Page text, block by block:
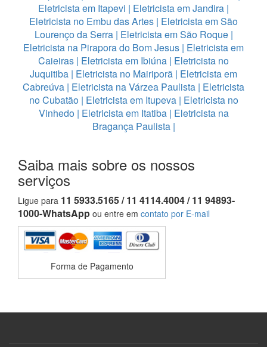
Eletricista em Itapevi | Eletricista em Jandira |
Eletricista no Embu das Artes | Eletricista em São
Lourenço da Serra| Eletricista em São Roque|
Eletricista na Pirapora do Bom Jesus | Eletricista em
Caieiras | Eletricista em Ibiúna | Eletricista no
Juquitiba | Eletricista no Mairiporã | Eletricista em
Cabreúva | Eletricista na Várzea Paulista | Eletricista
no Cubatão| Eletricista em Itupeva| Eletricista no
Vinhedo| Eletricista em Itatiba| Eletricista na
Bragança Paulista|
Saiba mais sobre os nossos
serviços
Ligue para 11 5933.5165 / 11 4114.4004 / 11 94893-
1000-WhatsApp ou entre em contato por E-mail
Forma de Pagamento